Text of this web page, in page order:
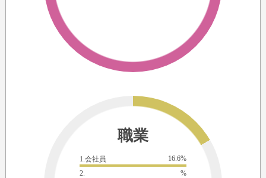
職業
1.会社員
16.6%
2.
%